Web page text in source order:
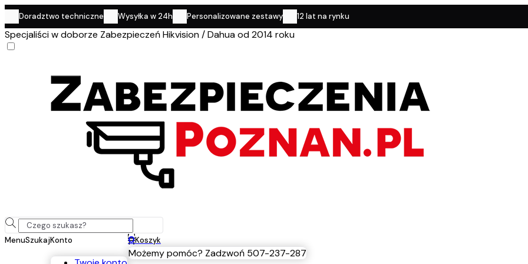
Doradztwo techniczne Wysyłka w 24h Personalizowane zestawy 12 lat na rynku
Specjaliści w doborze Zabezpieczeń Hikvision / Dahua od 2014 roku
MenuSzukajKonto 0Koszyk
Możemy pomóc? Zadzwoń 507-237-287